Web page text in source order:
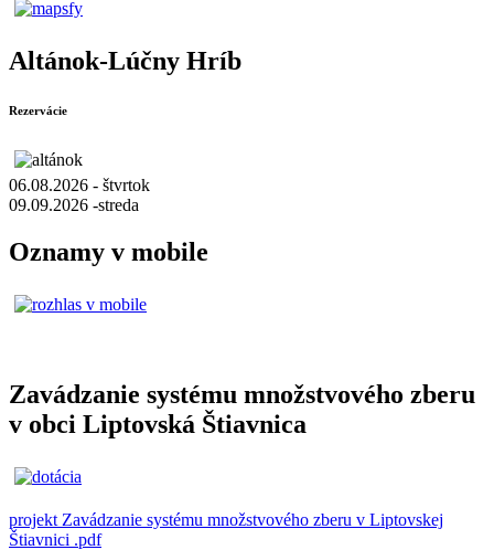
Altánok-Lúčny Hríb
Rezervácie
06.08.2026 - štvrtok
09.09.2026 -streda
Oznamy v mobile
Zavádzanie systému množstvového zberu
v obci Liptovská Štiavnica
projekt Zavádzanie systému množstvového zberu v Liptovskej
Štiavnici .pdf